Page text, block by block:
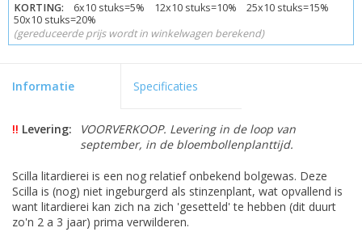
KORTING: 6x10 stuks=5% 12x10 stuks=10% 25x10 stuks=15%
50x10 stuks=20%
(gereduceerde prijs wordt in winkelwagen berekend)
Informatie Specificaties
!! Levering:
VOORVERKOOP. Levering in de loop van
september, in de bloembollenplanttijd.
Scilla litardierei is een nog relatief onbekend bolgewas. Deze
Scilla is (nog) niet ingeburgerd als stinzenplant, wat opvallend is
want litardierei kan zich na zich 'gesetteld' te hebben (dit duurt
zo'n 2 a 3 jaar) prima verwilderen.